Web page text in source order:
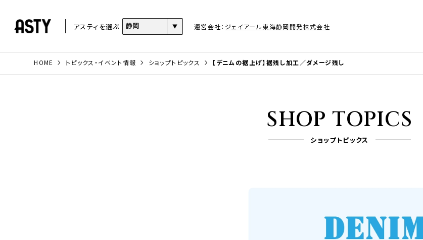
アスティを選ぶ 運営会社： ジェイアール東海静岡開発株式会社
HOME トピックス・イベント情報 ショップトピックス 【デニムの裾上げ】裾残し加工／ダメージ残し
SHOP TOPICS
ショップトピックス